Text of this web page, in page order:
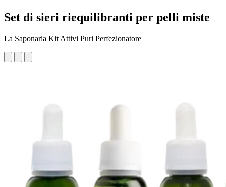
Set di sieri riequilibranti per pelli miste
La Saponaria Kit Attivi Puri Perfezionatore